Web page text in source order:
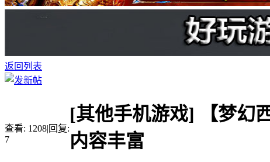
返回列表
查看: 1208|回复:
7
[其他手机游戏]
【梦幻
内容丰富